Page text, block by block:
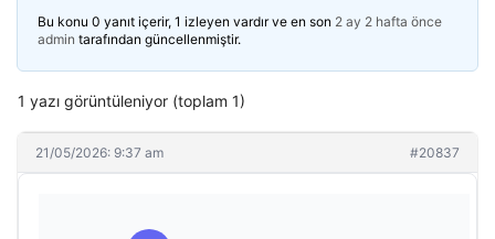
Bu konu 0 yanıt içerir, 1 izleyen vardır ve en son 2 ay 2 hafta önce
admin tarafından güncellenmiştir.
1 yazı görüntüleniyor (toplam 1)
21/05/2026: 9:37 am #20837